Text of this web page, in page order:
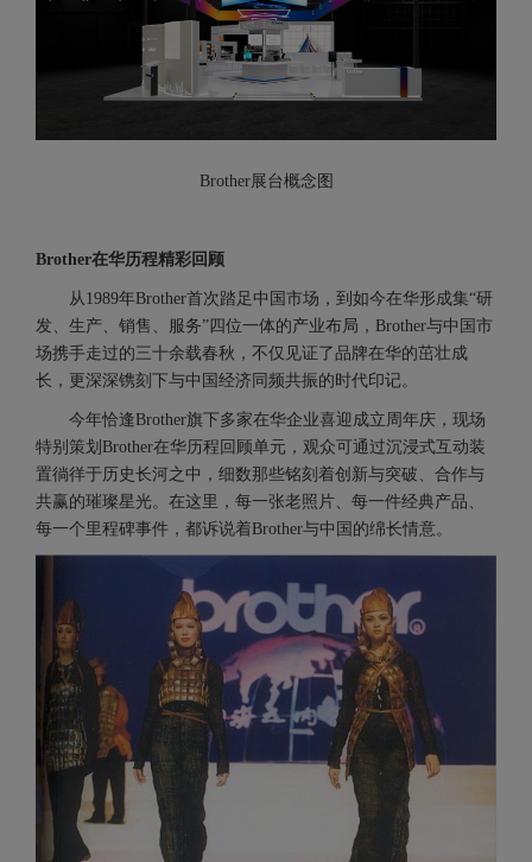
Brother展台概念图
Brother在华历程精彩回顾
从1989年Brother首次踏足中国市场，到如今在华形成集“研
发、生产、销售、服务”四位一体的产业布局，Brother与中国市
场携手走过的三十余载春秋，不仅见证了品牌在华的茁壮成
长，更深深镌刻下与中国经济同频共振的时代印记。
今年恰逢Brother旗下多家在华企业喜迎成立周年庆，现场
特别策划Brother在华历程回顾单元，观众可通过沉浸式互动装
置徜徉于历史长河之中，细数那些铭刻着创新与突破、合作与
共赢的璀璨星光。在这里，每一张老照片、每一件经典产品、
每一个里程碑事件，都诉说着Brother与中国的绵长情意。